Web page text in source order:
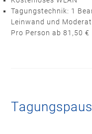
Tagungstechnik: 1
Leinwand und
Pro Person ab 81,50 €